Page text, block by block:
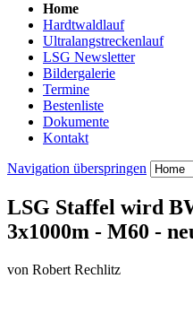
Home
Hardtwaldlauf
Ultralangstreckenlauf
LSG Newsletter
Bildergalerie
Termine
Bestenliste
Dokumente
Kontakt
Navigation überspringen
LSG Staffel wird
3x1000m - M60 -
von Robert Rechlitz